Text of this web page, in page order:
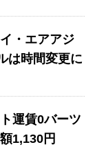
・エアアジ
は時間変更に
運賃0バーツ
1,130円